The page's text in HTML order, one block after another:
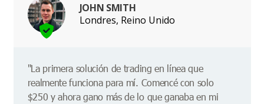
JOHN SMITH
Londres, Reino Unido
"La primera solución de trading en línea que
realmente funciona para mí. Comencé con solo
$250 y ahora gano más de lo que ganaba en mi